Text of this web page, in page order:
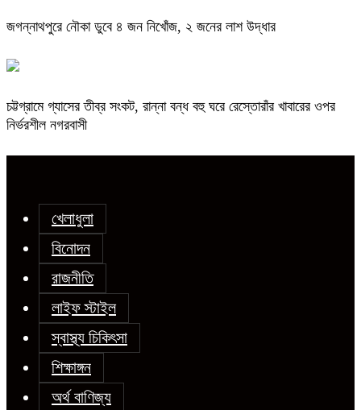
জগন্নাথপুরে নৌকা ডুবে ৪ জন নিখোঁজ, ২ জনের লাশ উদ্ধার
চট্টগ্রামে গ্যাসের তীব্র সংকট, রান্না বন্ধ বহু ঘরে রেস্তোরাঁর খাবারের ওপর
নির্ভরশীল নগরবাসী
খেলাধুলা
বিনোদন
রাজনীতি
লাইফ স্টাইল
স্বাস্থ্য চিকিৎসা
শিক্ষাঙ্গন
অর্থ বাণিজ্য